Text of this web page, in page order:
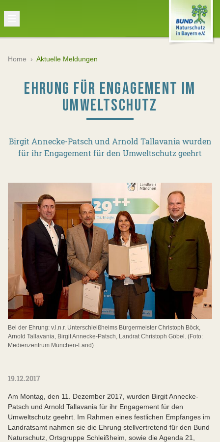
Home › Aktuelle Meldungen
EHRUNG FÜR ENGAGEMENT IM
UMWELTSCHUTZ
Birgit Annecke-Patsch und Arnold Tallavania wurden
für ihr Engagement für den Umweltschutz geehrt
Bei der Ehrung: v.l.n.r. Unterschleißheims Bürgermeister Christoph Böck,
Arnold Tallavania, Birgit Annecke-Patsch, Landrat Christoph Göbel. (Foto:
Medienzentrum München-Land)
19.12.2017
Am Montag, den 11. Dezember 2017, wurden Birgit Annecke-
Patsch und Arnold Tallavania für ihr Engagement für den
Umweltschutz geehrt. Im Rahmen eines festlichen Empfanges im
Landratsamt nahmen sie die Ehrung stellvertretend für den Bund
Naturschutz, Ortsgruppe Schleißheim, sowie die Agenda 21,